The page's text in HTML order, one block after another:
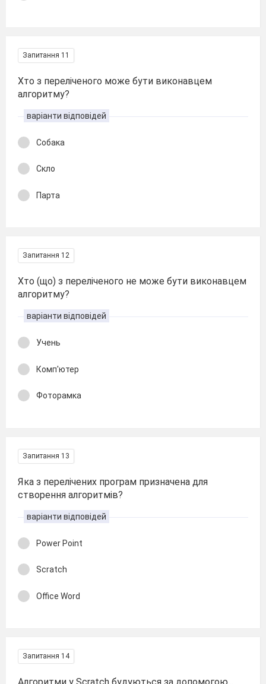
Запитання 11
Хто з переліченого може бути виконавцем
алгоритму?
варіанти відповідей
Собака
Скло
Парта
Запитання 12
Хто (що) з переліченого не може бути виконавцем
алгоритму?
варіанти відповідей
Учень
Комп'ютер
Фоторамка
Запитання 13
Яка з перелічених програм призначена для
створення алгоритмів?
варіанти відповідей
Power Point
Scratch
Office Word
Запитання 14